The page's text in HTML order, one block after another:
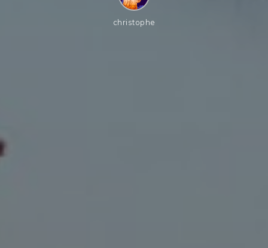
christophe